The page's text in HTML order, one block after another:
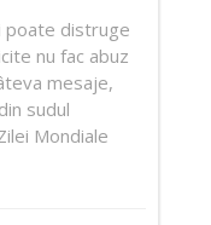
poate distruge
nu fac abuz
mesaje,
sudul
Mondiale